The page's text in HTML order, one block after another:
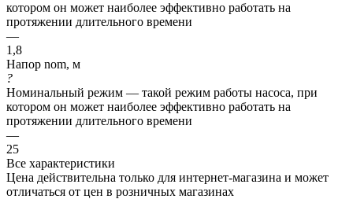
котором он может наиболее эффективно работать на
протяжении длительного времени
—
1,8
Напор nom, м
?
Номинальный режим — такой режим работы насоса, при
котором он может наиболее эффективно работать на
протяжении длительного времени
—
25
Все характеристики
Цена действительна только для интернет-магазина и может
отличаться от цен в розничных магазинах